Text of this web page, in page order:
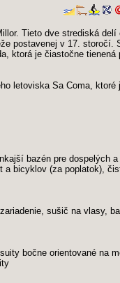
Tieto dve strediská delí
postavenej v 17. storočí.
ktorá je čiastočne tienená
letoviska Sa Coma,
bazén pre dospelých
bicyklov (za poplatok),
sušič na vlasy,
bočne orientované na